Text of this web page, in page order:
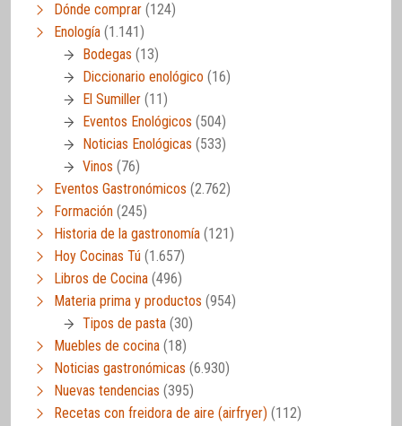
Dónde comprar (124)
Enología (1.141)
Bodegas (13)
Diccionario enológico (16)
El Sumiller (11)
Eventos Enológicos (504)
Noticias Enológicas (533)
Vinos (76)
Eventos Gastronómicos (2.762)
Formación (245)
Historia de la gastronomía (121)
Hoy Cocinas Tú (1.657)
Libros de Cocina (496)
Materia prima y productos (954)
Tipos de pasta (30)
Muebles de cocina (18)
Noticias gastronómicas (6.930)
Nuevas tendencias (395)
Recetas con freidora de aire (airfryer) (112)